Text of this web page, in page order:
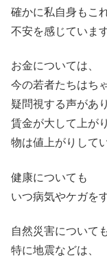
確かに私自身もこ
不安を感じています
お金については、
今の若者たちはち
疑問視する声があ
賃金が大して上が
物は値上がりして
健康についても
いつ病気やケガを
自然災害について
特に地震などは、